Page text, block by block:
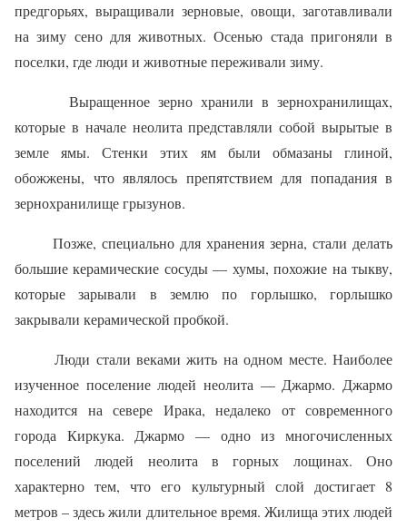
предгорьях, выращивали зерновые, овощи, заготавливали
на зиму сено для животных. Осенью стада пригоняли в
поселки, где люди и животные переживали зиму.
Выращенное зерно хранили в зернохранилищах,
которые в начале неолита представляли собой вырытые в
земле ямы. Стенки этих ям были обмазаны глиной,
обожжены, что являлось препятствием для попадания в
зернохранилище грызунов.
Позже, специально для хранения зерна, стали делать
большие керамические сосуды — хумы, похожие на тыкву,
которые зарывали в землю по горлышко, горлышко
закрывали керамической пробкой.
Люди стали веками жить на одном месте. Наиболее
изученное поселение людей неолита — Джармо. Джармо
находится на севере Ирака, недалеко от современного
города Киркука. Джармо — одно из многочисленных
поселений людей неолита в горных лощинах. Оно
характерно тем, что его культурный слой достигает 8
метров – здесь жили длительное время. Жилища этих людей